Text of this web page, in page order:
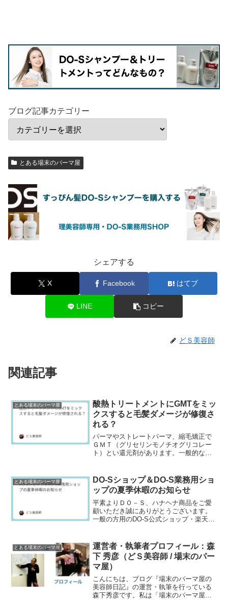
ブログ記事カテゴリー
とある場末のパーマ屋
シェアする
X Facebook はてブ
LINE コピー
どＳ美容師
関連記事
とある場末のパーマ屋
酸熱トリートメントにGMTをミッ
クスすると毛髪ダメージが修復さ
れる？
パーマやストレートパーマ、縮毛矯正で
ＧＭＴ（グリセリンモノチオグリコレー
ト）とい還元剤があります。一般的なチ
が、このGMTは弱酸性...
とある場末のパーマ屋
DO-Sショップ＆DO-S業務用ショ
ップの夏季休暇のお知らせ
平素よりＤＯ－Ｓ、ハナヘナ商品をご愛
顧いただき誠にありがとうございます。
一般の方用のDO-S公式ショップ・楽天市
DO-S...
とある場末のパーマ屋
運営者・執筆者プロフィール：森
下 秀彦（どＳ美容師 / 場末のパー
マ屋）
こんにちは、ブログ『場末のパーマ屋の
美容師日記』の運営・執筆を行っている
森下秀彦です。私は「場末のパーマ屋」